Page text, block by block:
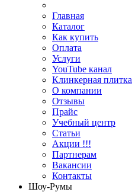
Главная
Каталог
Как купить
Оплата
Услуги
YouTube канал
Клинкерная плитка
О компании
Отзывы
Прайс
Учебный центр
Статьи
Акции !!!
Партнерам
Вакансии
Контакты
Шоу-Румы